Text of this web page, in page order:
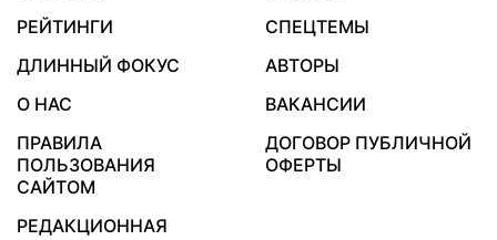
РЕЙТИНГИ
СПЕЦТЕМЫ
ДЛИННЫЙ ФОКУС
АВТОРЫ
О НАС
ВАКАНСИИ
ПРАВИЛА
ПОЛЬЗОВАНИЯ
САЙТОМ
ДОГОВОР ПУБЛИЧНОЙ
ОФЕРТЫ
РЕДАКЦИОННАЯ